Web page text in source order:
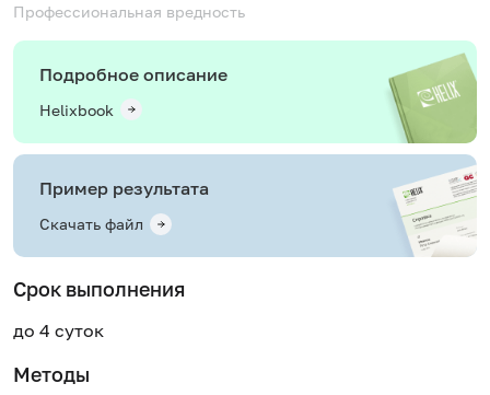
Профессиональная вредность
Подробное описание
Helixbook
Пример результата
Скачать файл
Срок выполнения
до 4 суток
Методы